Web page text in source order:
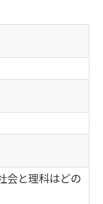
会と理科はどの